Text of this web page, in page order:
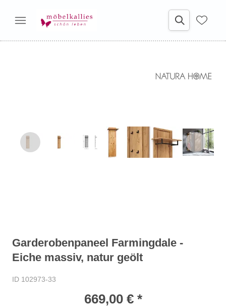
Garderobenpaneel Farmingdale -
Eiche massiv, natur geölt
ID 102973-33
669,00 € *